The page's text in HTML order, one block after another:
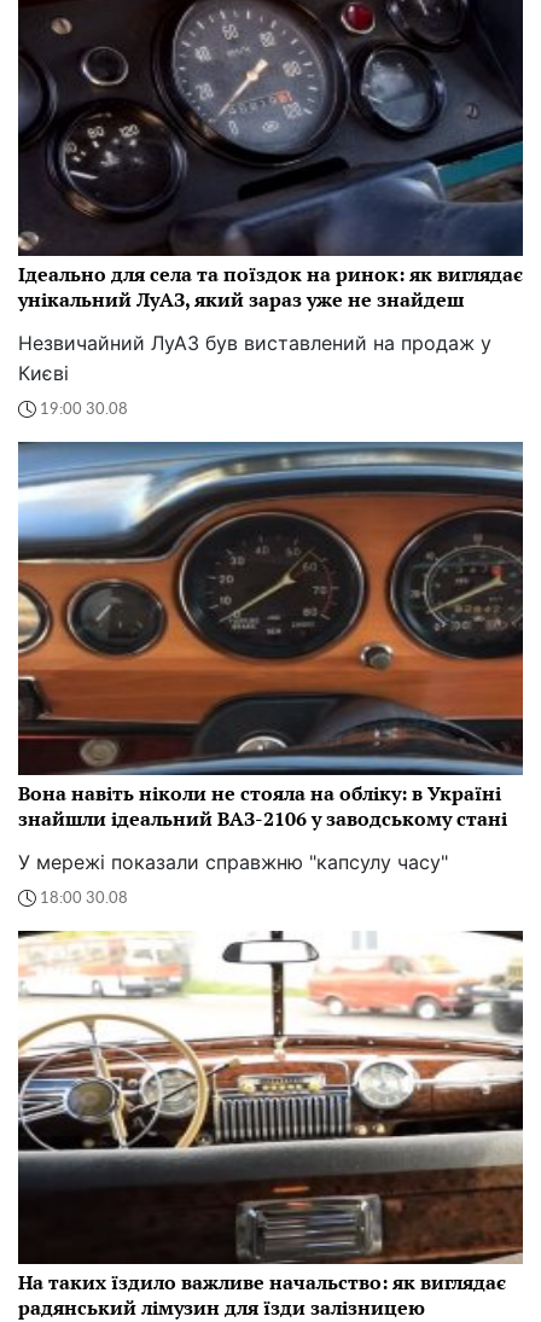
Ідеально для села та поїздок на ринок: як виглядає
унікальний ЛуАЗ, який зараз уже не знайдеш
Незвичайний ЛуАЗ був виставлений на продаж у
Києві
19:00 30.08
Вона навіть ніколи не стояла на обліку: в Україні
знайшли ідеальний ВАЗ-2106 у заводському стані
У мережі показали справжню "капсулу часу"
18:00 30.08
На таких їздило важливе начальство: як виглядає
радянський лімузин для їзди залізницею